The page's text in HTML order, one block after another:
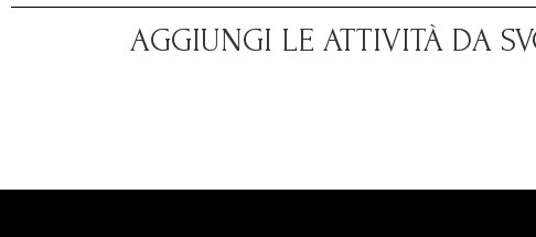
AGGIUNGI LE ATTIVITÀ DA